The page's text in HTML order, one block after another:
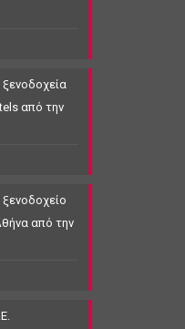
ξενοδοχεία
από την
από την